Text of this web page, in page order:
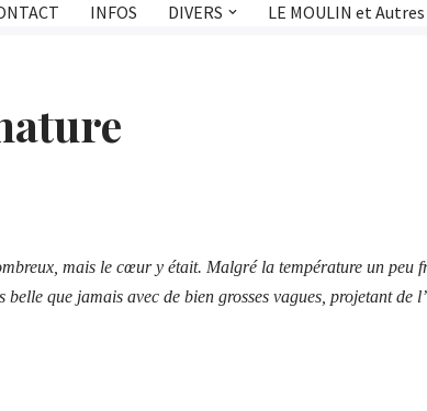
INFOS DIVERS LE MOULIN et Autres
mais le cœur y était. Malgré la température un
que jamais avec de bien grosses vagues, projetant de